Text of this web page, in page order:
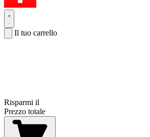
Il tuo carrello
Risparmi il
Prezzo totale